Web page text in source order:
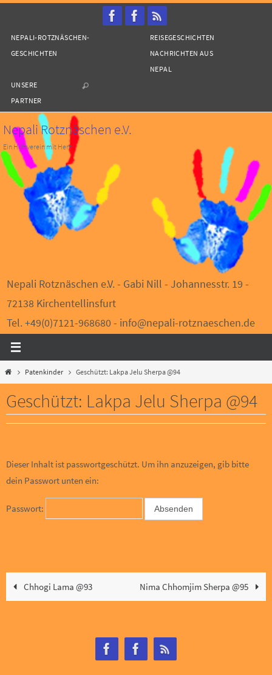
springen
NEPALI-ROTZNÄSCHEN-
GESCHICHTEN
REISEGESCHICHTEN
NACHRICHTEN AUS
NEPAL
UNSERE
PARTNER
Nepali Rotznäschen e.V.
Ein Hilfsverein mit Herz
Nepali Rotznäschen e.V. - Gabi Nill - Johannesstr. 19 -
72138 Kirchentellinsfurt
Tel. +49(0)7121-968680 - info@nepali-rotznaeschen.de
StartPatenkinder Geschützt: Lakpa Jelu Sherpa @94
Geschützt: Lakpa Jelu Sherpa @94
Dieser Inhalt ist passwortgeschützt. Um ihn anzuzeigen, gib bitte
dein Passwort unten ein:
Passwort:
Chhogi Lama @93 Nima Chhomjim Sherpa @95